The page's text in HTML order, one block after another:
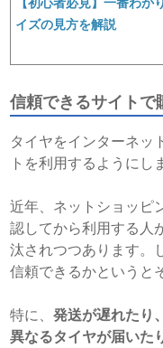
イズの見方を解説
信頼できるサイトで
タイヤをインターネッ
トを利用するようにし
近年、ネットショッピ
認してから利用する人
汰されつつあります。
信頼できるかというと
特に、発送が遅れたり
異なるタイヤが届いた